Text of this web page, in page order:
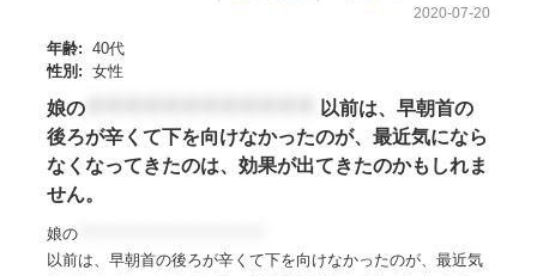
2020-07-20
年齢: 40代
性別: 女性
娘の＊＊＊＊＊＊＊＊＊＊＊＊
以前は、早朝首の
後ろが辛くて下を向けなかったのが、最近気になら
なくなってきたのは、効果が出てきたのかもしれま
せん。
娘の＊＊＊＊＊＊＊＊＊＊＊＊
以前は、早朝首の後ろが辛くて下を向けなかったのが、最近気